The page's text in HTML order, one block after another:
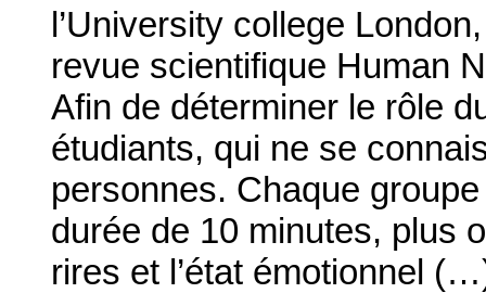
l’University college
revue scientifique Human
Afin de déterminer le rôle
étudiants, qui ne se
personnes. Chaque
durée de 10 minutes, plus
rires et l’état émotionnel